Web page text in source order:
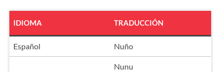
IDIOMA TRADUCCIÓN
Español Nuño
Nunu